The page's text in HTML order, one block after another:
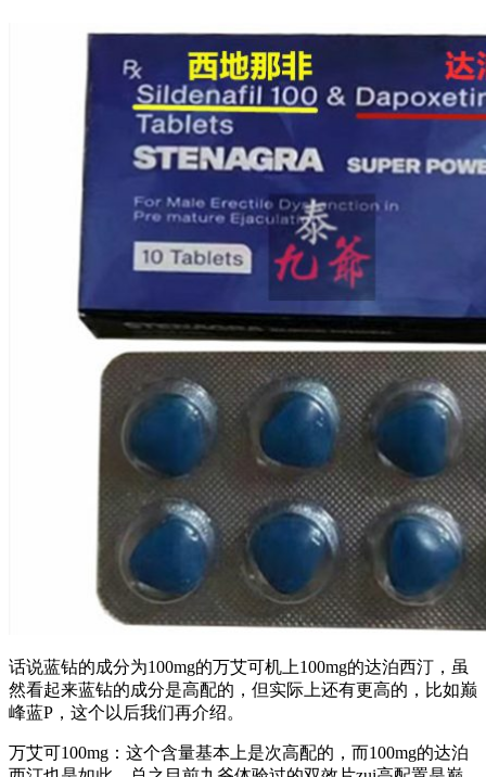
话说蓝钻的成分为100mg的万艾可机上100mg的达泊西汀，虽
然看起来蓝钻的成分是高配的，但实际上还有更高的，比如巅
峰蓝P，这个以后我们再介绍。
万艾可100mg：这个含量基本上是次高配的，而100mg的达泊